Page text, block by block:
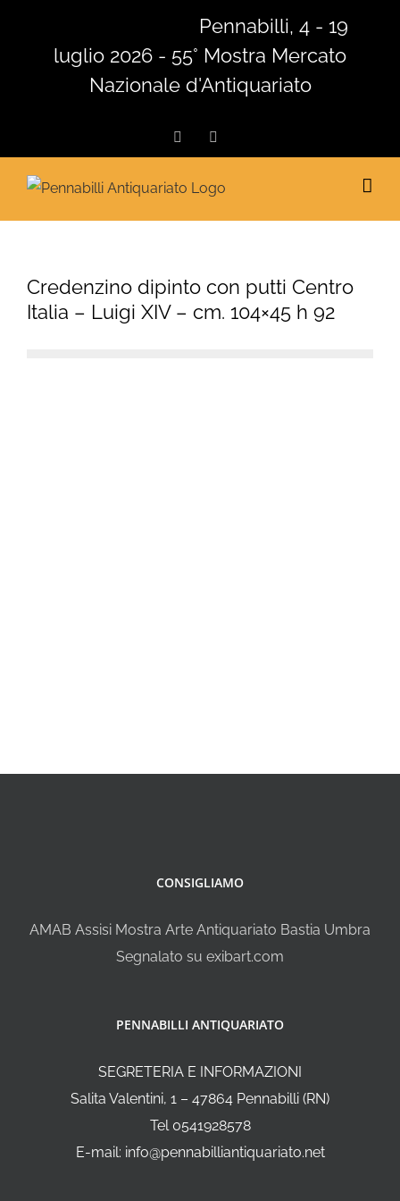
contenuto
Pennabilli, 4 - 19
luglio 2026 - 55° Mostra Mercato
Nazionale d'Antiquariato
Facebook
Credenzino dipinto con putti Centro
Italia – Luigi XIV – cm. 104×45 h 92
CONSIGLIAMO
AMAB Assisi Mostra Arte Antiquariato Bastia Umbra
Segnalato su exibart.com
PENNABILLI ANTIQUARIATO
SEGRETERIA E INFORMAZIONI
Salita Valentini, 1 – 47864 Pennabilli (RN)
Tel 0541928578
E-mail: info@pennabilliantiquariato.net